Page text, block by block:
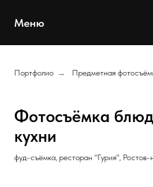
Меню
Портфолио → Предметная
Фотосъёмка
кухни
фуд-съёмка, ресторан "Гурия",